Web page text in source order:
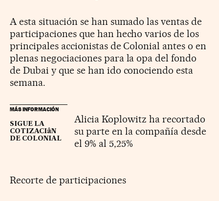
A esta situación se han sumado las ventas de
participaciones que han hecho varios de los
principales accionistas de Colonial antes o en
plenas negociaciones para la opa del fondo
de Dubai y que se han ido conociendo esta
semana.
MÁS INFORMACIÓN
SIGUE LA
COTIZACIâN
DE COLONIAL
Alicia Koplowitz ha recortado
su parte en la compañía desde
el 9% al 5,25%
Recorte de participaciones